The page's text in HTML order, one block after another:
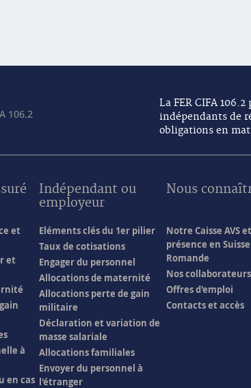
La FER CIFA
indépendants de
obligations en
et
et
à
en cas
Indépendant ou
employeur
Eléments clés du 1er pilier
Taux de cotisations
Engager du personnel
Allocations de maternité
Allocations perte de gain
militaire
Déclaration et variation de
masse salariale
Allocations familiales
Envoyer du personnel à
l'étranger
Nous
Notre Caisse AVS et
présence en Suisse
Romande
Nos collaborateurs
Offres d'emploi
Contacts et accès